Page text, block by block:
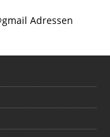
Adressen